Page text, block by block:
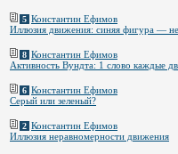
5 Константин Ефимов
Иллюзия движения: синяя фигура —
8 Константин Ефимов
Активность Вундта: 1 слово каждые
6 Константин Ефимов
Серый или зеленый?
2 Константин Ефимов
Иллюзия неравномерности движения